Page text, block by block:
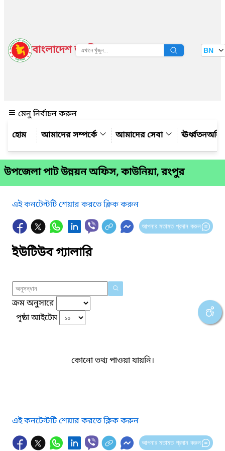
বাংলাদেশ জাতীয় তথ্য বাতায়ন BN
মেনু নির্বাচন করুন
আমাদের সম্পর্কে
আমাদের সেবা
উপজেলা পাট উন্নয়ন অফিস, কাউনিয়া, রংপুর
এই কনটেন্টটি শেয়ার করতে ক্লিক করুন
আপনার মতামত প্রদান করুন
ইউটিউব গ্যালারি
ক্রম অনুসারে
পৃষ্ঠা আইটেম
কোনো তথ্য পাওয়া যায়নি।
এই কনটেন্টটি শেয়ার করতে ক্লিক করুন
আপনার মতামত প্রদান করুন